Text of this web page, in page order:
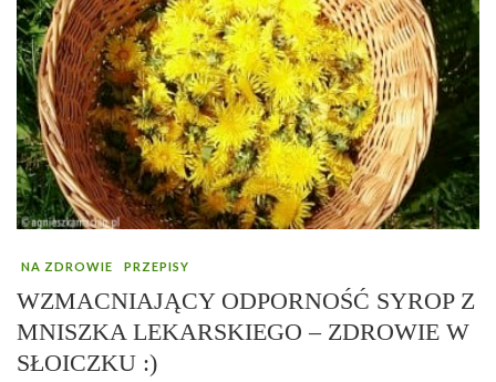
NA ZDROWIE PRZEPISY
WZMACNIAJĄCY ODPORNOŚĆ SYROP Z
MNISZKA LEKARSKIEGO – ZDROWIE W
SŁOICZKU :)